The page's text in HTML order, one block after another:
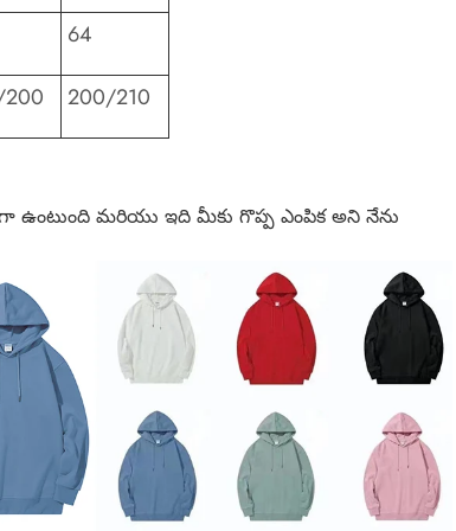
64
200/210
ఉంటుంది మరియు ఇది మీకు గొప్ప ఎంపిక అని నేను